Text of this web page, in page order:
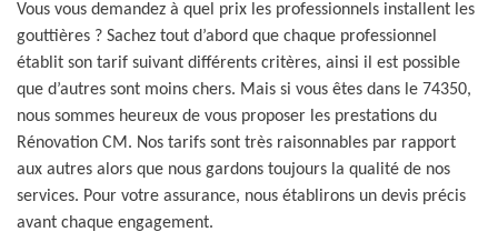
Vous vous demandez à quel prix les professionnels installent les
gouttières ? Sachez tout d’abord que chaque professionnel
établit son tarif suivant différents critères, ainsi il est possible
que d’autres sont moins chers. Mais si vous êtes dans le 74350,
nous sommes heureux de vous proposer les prestations du
Rénovation CM. Nos tarifs sont très raisonnables par rapport
aux autres alors que nous gardons toujours la qualité de nos
services. Pour votre assurance, nous établirons un devis précis
avant chaque engagement.